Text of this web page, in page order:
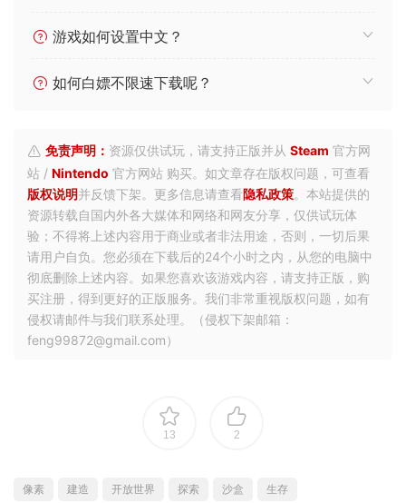
游戏如何设置中文？
如何白嫖不限速下载呢？
免责声明： 资源仅供试玩，请支持正版并从 Steam 官方网
站 / Nintendo 官方网站 购买。如文章存在版权问题，可查看
版权说明并反馈下架。更多信息请查看隐私政策。本站提供的
资源转载自国内外各大媒体和网络和网友分享，仅供试玩体
验；不得将上述内容用于商业或者非法用途，否则，一切后果
请用户自负。您必须在下载后的24个小时之内，从您的电脑中
彻底删除上述内容。如果您喜欢该游戏内容，请支持正版，购
买注册，得到更好的正版服务。我们非常重视版权问题，如有
侵权请邮件与我们联系处理。（侵权下架邮箱：
feng99872@gmail.com）
13 2
像素 建造 开放世界 探索 沙盒 生存